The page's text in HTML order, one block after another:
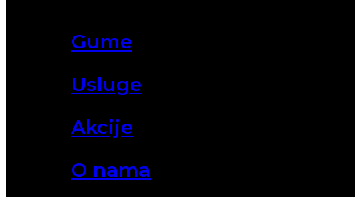
Gume
Usluge
Akcije
O nama